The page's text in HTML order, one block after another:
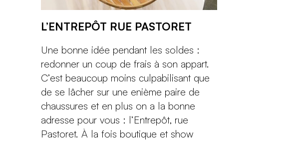
L’ENTREPÔT RUE PASTORET
Une bonne idée pendant les soldes :
redonner un coup de frais à son appart.
C’est beaucoup moins culpabilisant que
de se lâcher sur une enième paire de
chaussures et en plus on a la bonne
adresse pour vous : l’Entrepôt, rue
Pastoret. À la fois boutique et show